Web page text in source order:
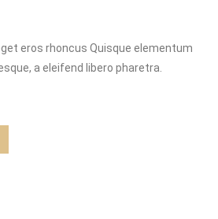
eros rhoncus Quisque elementum
a eleifend libero pharetra.